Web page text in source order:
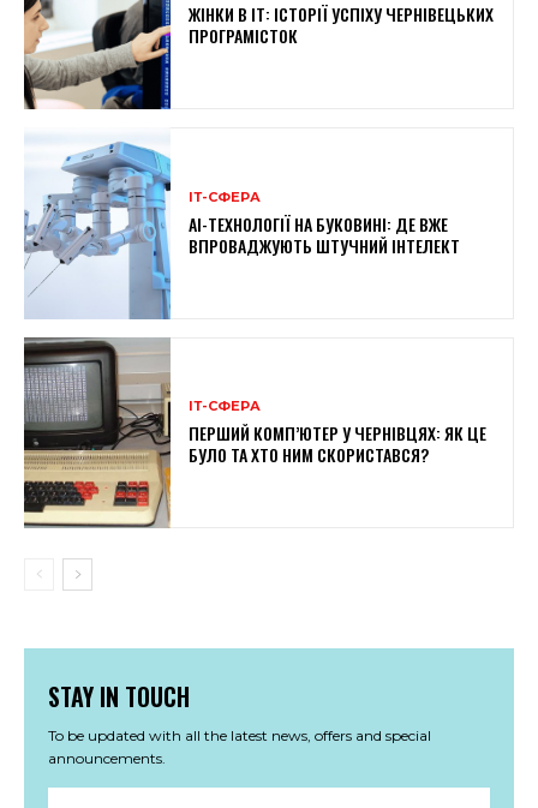
ЖІНКИ В ІТ: ІСТОРІЇ УСПІХУ ЧЕРНІВЕЦЬКИХ
ПРОГРАМІСТОК
ІТ-СФЕРА
AI-ТЕХНОЛОГІЇ НА БУКОВИНІ: ДЕ ВЖЕ
ВПРОВАДЖУЮТЬ ШТУЧНИЙ ІНТЕЛЕКТ
ІТ-СФЕРА
ПЕРШИЙ КОМП’ЮТЕР У ЧЕРНІВЦЯХ: ЯК ЦЕ
БУЛО ТА ХТО НИМ СКОРИСТАВСЯ?
STAY IN TOUCH
To be updated with all the latest news, offers and special
announcements.